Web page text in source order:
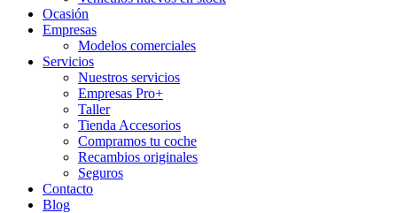
Ocasión
Empresas
Modelos comerciales
Servicios
Nuestros servicios
Empresas Pro+
Taller
Tienda Accesorios
Compramos tu coche
Recambios originales
Seguros
Contacto
Blog